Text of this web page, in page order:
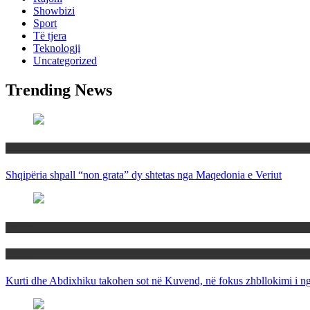
Showbizi
Sport
Të tjera
Teknologji
Uncategorized
Trending News
Shqipëria shpall “non grata” dy shtetas nga Maqedonia e Veriut
Kurti dhe Abdixhiku takohen sot në Kuvend, në fokus zhbllokimi i